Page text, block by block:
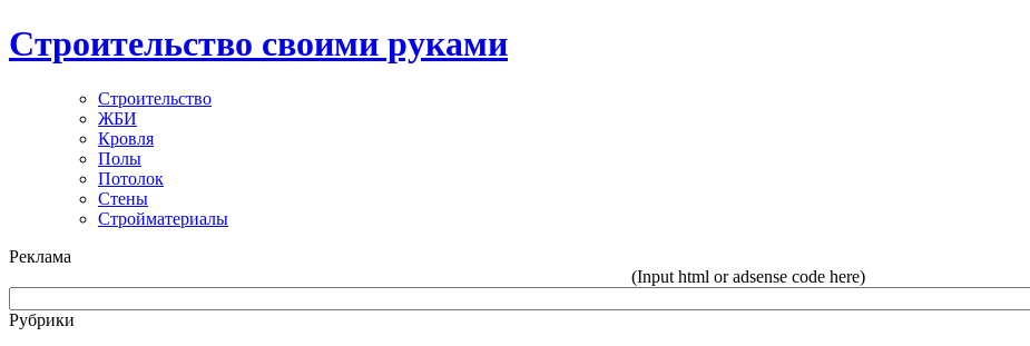
Строительство своими руками
Строительство
ЖБИ
Кровля
Полы
Потолок
Стены
Стройматериалы
Реклама
(Input html or adsense code here)
Рубрики